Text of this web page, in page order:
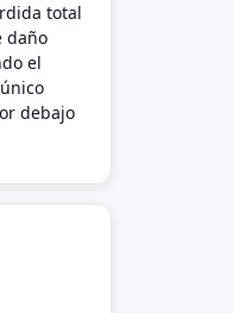
total
daño
el
debajo